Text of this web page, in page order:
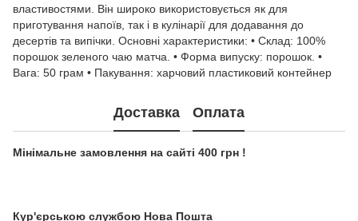
властивостями. Він широко використовується як для
приготування напоїв, так і в кулінарії для додавання до
десертів та випічки. Основні характеристики: • Склад: 100%
порошок зеленого чаю матча. • Форма випуску: порошок. •
Вага: 50 грам • Пакування: харчовий пластиковий контейнер
Доставка Оплата
Мінімальне замовлення на сайті 400 грн !
Кур'єрською службою Нова Пошта